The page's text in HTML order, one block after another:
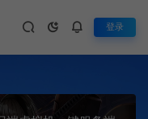
登录